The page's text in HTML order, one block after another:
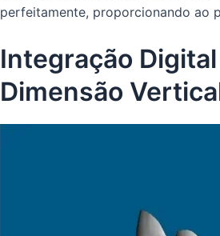
perfeitamente, proporcionando ao
Integração
Dimensão